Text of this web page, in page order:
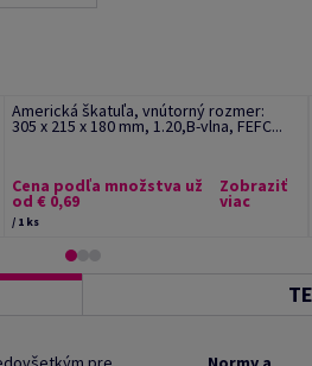
Americká škatuľa, vnútorný rozmer:
305 x 215 x 180 mm, 1.20,B-vlna, FEFC...
Cena podľa množstva už
od € 0,69
/ 1 ks
Zobraziť
viac